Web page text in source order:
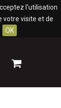
l'utilisation
votre visite et de
OK
Mon